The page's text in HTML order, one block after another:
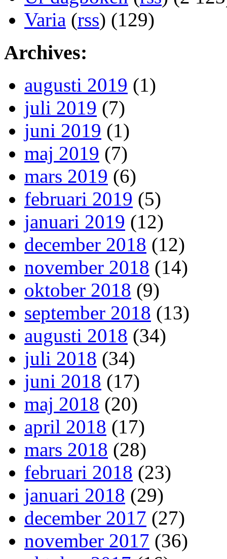
Varia (rss) (129)
Archives:
augusti 2019 (1)
juli 2019 (7)
juni 2019 (1)
maj 2019 (7)
mars 2019 (6)
februari 2019 (5)
januari 2019 (12)
december 2018 (12)
november 2018 (14)
oktober 2018 (9)
september 2018 (13)
augusti 2018 (34)
juli 2018 (34)
juni 2018 (17)
maj 2018 (20)
april 2018 (17)
mars 2018 (28)
februari 2018 (23)
januari 2018 (29)
december 2017 (27)
november 2017 (36)